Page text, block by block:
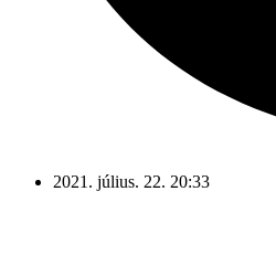
2021. július. 22. 20:33